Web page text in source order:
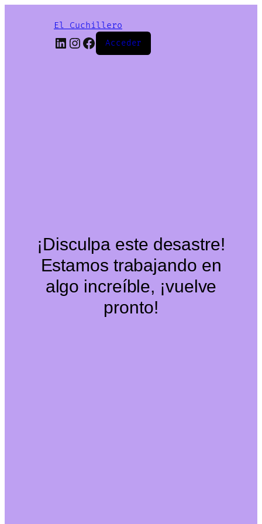
El Cuchillero
LinkedIn
Instagram
Facebook
Acceder
¡Disculpa este desastre!
Estamos trabajando en
algo increíble, ¡vuelve
pronto!